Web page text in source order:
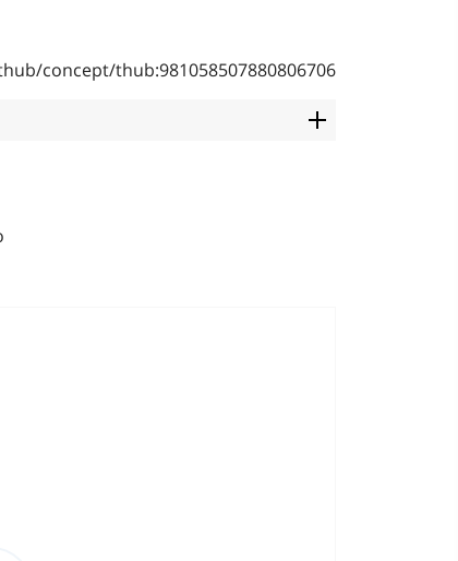
concept/thub:981058507880806706